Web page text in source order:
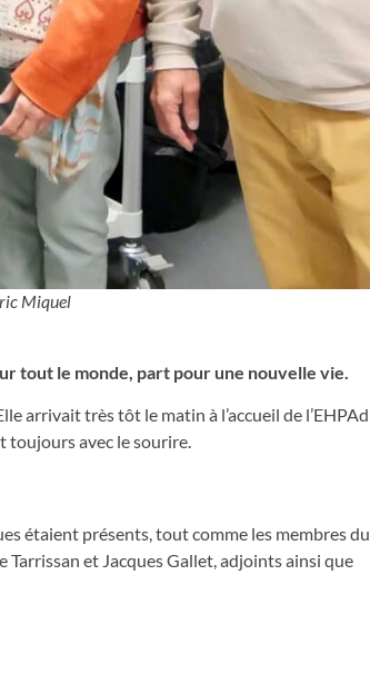
Miquel
tout le monde, part pour une nouvelle vie.
arrivait très tôt le matin à l’accueil de l’EHPAd
toujours avec le sourire.
étaient présents, tout comme les membres du
et Jacques Gallet, adjoints ainsi que